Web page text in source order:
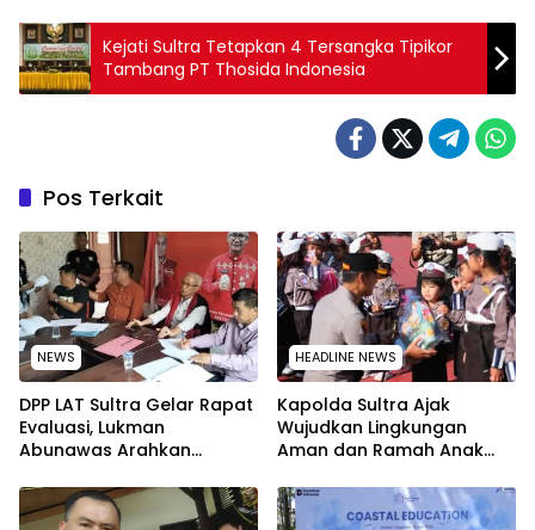
Kejati Sultra Tetapkan 4 Tersangka Tipikor
Tambang PT Thosida Indonesia
Pos Terkait
NEWS
‎DPP LAT Sultra Gelar Rapat
Evaluasi, Lukman
Abunawas Arahkan
Secara Rutin dan
Menyeluruh
HEADLINE NEWS
Kapolda Sultra Ajak
Wujudkan Lingkungan
Aman dan Ramah Anak
Nasional 2026